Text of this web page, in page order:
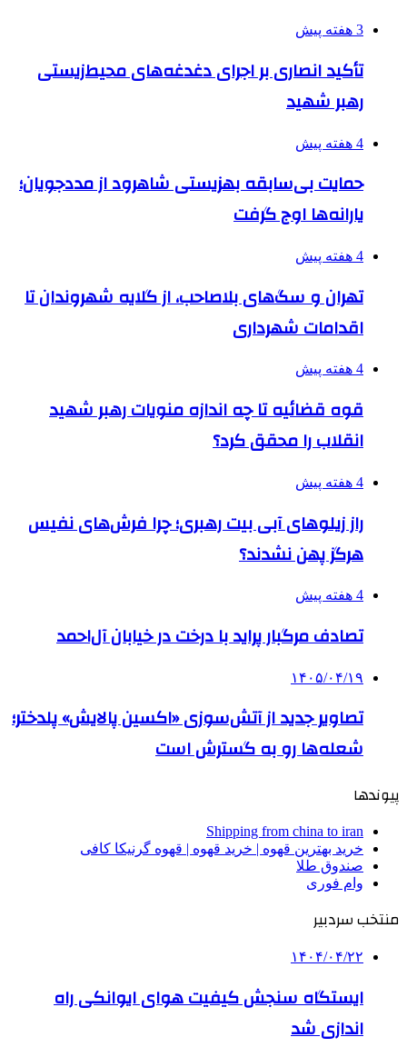
3 هفته پیش
تأکید انصاری بر اجرای دغدغه‌های محیط‌زیستی
رهبر شهید
4 هفته پیش
حمایت بی‌سابقه بهزیستی شاهرود از مددجویان؛
یارانه‌ها اوج گرفت
4 هفته پیش
تهران و سگ‌های بلاصاحب، از گلایه شهروندان تا
اقدامات شهرداری
4 هفته پیش
قوه قضائیه تا چه اندازه منویات رهبر شهید
انقلاب را محقق کرد؟
4 هفته پیش
راز زیلوهای آبی بیت رهبری؛ چرا فرش‌های نفیس
هرگز پهن نشدند؟
4 هفته پیش
تصادف مرگبار پراید با درخت در خیابان آل‌احمد
۱۴۰۵/۰۴/۱۹
تصاویر جدید از آتش‌سوزی «اکسین پالایش» پلدختر؛
شعله‌ها رو به گسترش است
پیوندها
Shipping from china to iran
خرید بهترین قهوه | خرید قهوه | قهوه گرنیکا کافی
صندوق طلا
وام فوری
منتخب سردبیر
۱۴۰۴/۰۴/۲۲
ایستگاه سنجش کیفیت هوای ایوانکی راه
اندازی شد